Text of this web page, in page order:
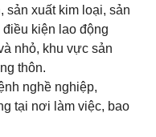
sản xuất kim loại, sản
kiện lao động
nhỏ, khu vực sản
thôn.
nghề nghiệp,
tại nơi làm việc, bao